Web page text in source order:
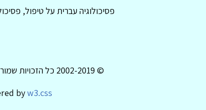
פסיכולוגיה עברית על טיפול,
© 2002-2019 כל הזכויות שמורות לפסיכולוגיה עברית
byw3.css